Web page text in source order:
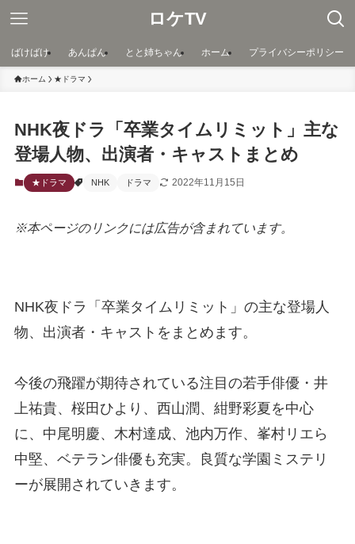
ロケTV
ばけばけ あんぱん とと姉ちゃん ホーム プライバシーポリシー
ホーム ★ドラマ
NHK夜ドラ「卒業タイムリミット」主な
登場人物、出演者・キャストまとめ
★ドラマ NHK ドラマ 2022年11月15日
※本ページのリンクには広告が含まれています。
NHK夜ドラ「卒業タイムリミット」の主な登場人
物、出演者・キャストをまとめます。
今後の飛躍が期待されている注目の若手俳優・井
上祐貴、桜田ひより、西山潤、紺野彩夏を中心
に、中尾明慶、木村達成、池内万作、峯村リエら
中堅、ベテラン俳優も充実。良質な学園ミステリ
ーが展開されていきます。